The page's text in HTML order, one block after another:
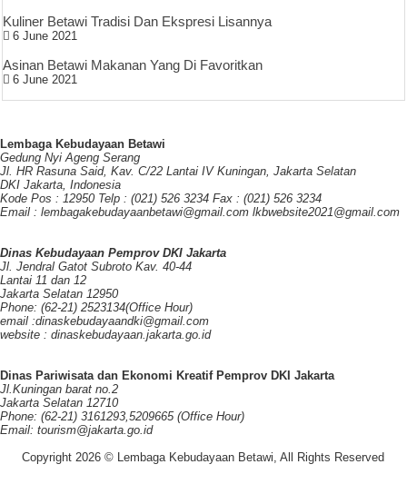
Kuliner Betawi Tradisi Dan Ekspresi Lisannya
6 June 2021
Asinan Betawi Makanan Yang Di Favoritkan
6 June 2021
Lembaga Kebudayaan Betawi
Gedung Nyi Ageng Serang
Jl. HR Rasuna Said, Kav. C/22 Lantai IV Kuningan, Jakarta Selatan
DKI Jakarta, Indonesia
Kode Pos : 12950 Telp : (021) 526 3234 Fax : (021) 526 3234
Email : lembagakebudayaanbetawi@gmail.com lkbwebsite2021@gmail.com
Dinas Kebudayaan Pemprov DKI Jakarta
Jl. Jendral Gatot Subroto Kav. 40-44
Lantai 11 dan 12
Jakarta Selatan 12950
Phone: (62-21) 2523134(Office Hour)
email :dinaskebudayaandki@gmail.com
website : dinaskebudayaan.jakarta.go.id
Dinas Pariwisata dan Ekonomi Kreatif Pemprov DKI Jakarta
Jl.Kuningan barat no.2
Jakarta Selatan 12710
Phone: (62-21) 3161293,5209665 (Office Hour)
Email: tourism@jakarta.go.id
Copyright 2026 © Lembaga Kebudayaan Betawi, All Rights Reserved